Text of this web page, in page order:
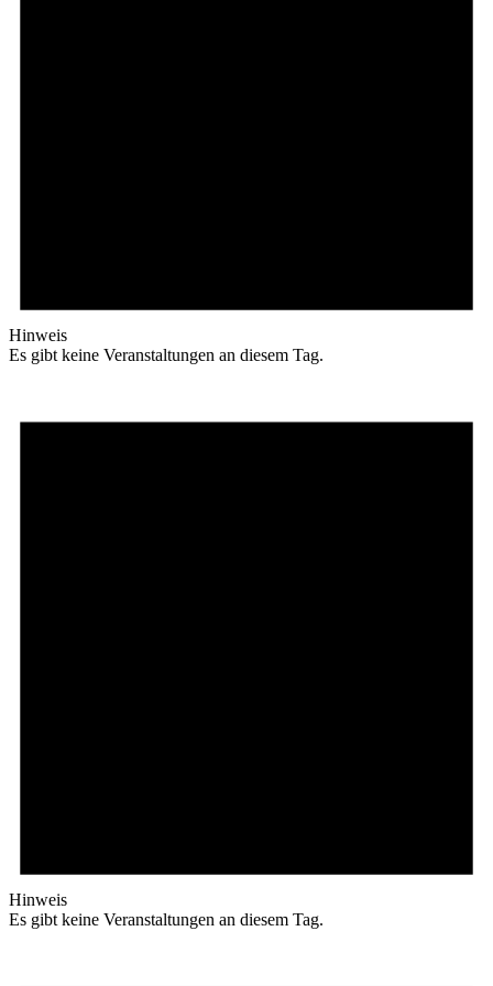
Hinweis
Es gibt keine Veranstaltungen an diesem Tag.
Hinweis
Es gibt keine Veranstaltungen an diesem Tag.